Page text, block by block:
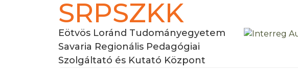
SRPSZKK
Eötvös Loránd Tudományegyetem
Savaria Regionális Pedagógiai
Szolgáltató és Kutató Központ